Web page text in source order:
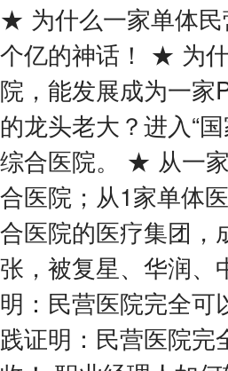
★ 为什么一家单体
个亿的神话！ ★ 为
院，能发展成为一家
的龙头老大？进入“
综合医院。 ★ 从一
合医院；从1家单体
合医院的医疗集团，
张，被复星、华润、
明：民营医院完全可
践证明：民营医院